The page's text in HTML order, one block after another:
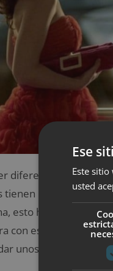
diferente por eso
tienen necesidades
esto hace que el
con esa nueva
unos consejos para
Ese
Este
usted